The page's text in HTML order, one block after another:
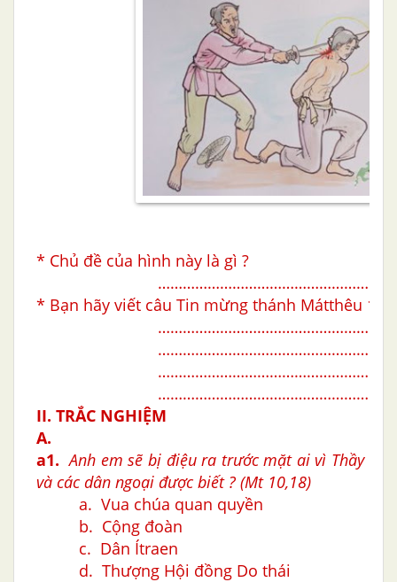
* Chủ đề của hình này là gì ?
………………………………………………….
* Bạn hãy viết câu Tin mừng thánh Mátthêu
………………………………………………….
………………………………………………….
………………………………………………….
………………………………………………….
II. TRẮC NGHIỆM
A.
a1. Anh em sẽ bị điệu ra trước mặt ai vì Thầy để
và các dân ngoại được biết ? (Mt 10,18)
a. Vua chúa quan quyền
b. Cộng đoàn
c. Dân Ítraen
d. Thượng Hội đồng Do thái